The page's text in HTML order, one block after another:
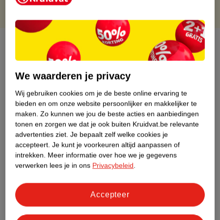
Over dit product
Etiketinformatie
Nature Impact Score
Dit product heeft (nog) geen Nature
Impact Score.
Meer informatie
Bestel & Bezorginformatie
We waarderen je privacy
Wij gebruiken cookies om je de beste online ervaring te
bieden en om onze website persoonlijker en makkelijker te
maken. Zo kunnen we jou de beste acties en aanbiedingen
tonen en zorgen we dat je ook buiten Kruidvat.be relevante
advertenties ziet. Je bepaalt zelf welke cookies je
accepteert. Je kunt je voorkeuren altijd aanpassen of
intrekken. Meer informatie over hoe we je gegevens
verwerken lees je in ons Privacybeleid.
Accepteer